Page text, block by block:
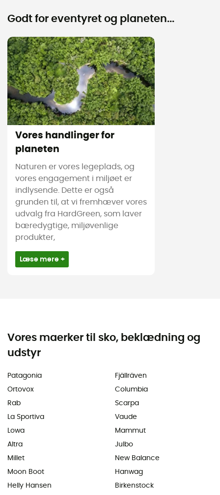
Godt for eventyret og planeten...
Vores handlinger for
planeten
Naturen er vores legeplads, og
vores engagement i miljøet er
indlysende. Dette er også
grunden til, at vi fremhæver vores
udvalg fra HardGreen, som laver
bæredygtige, miljøvenlige
produkter,
Læse mere +
Vores maerker til sko, beklædning og
udstyr
Patagonia
Ortovox
Rab
La Sportiva
Lowa
Altra
Millet
Moon Boot
Helly Hansen
Fjällräven
Columbia
Scarpa
Vaude
Mammut
Julbo
New Balance
Hanwag
Birkenstock